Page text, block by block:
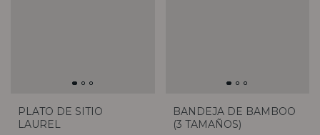
PLATO DE SITIO
LAUREL
BANDEJA DE BAMBOO
(3 TAMAÑOS)